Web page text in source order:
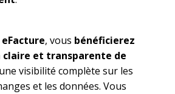
eFacture, vous bénéficierez
claire et transparente de
visibilité complète sur les
et les données. Vous